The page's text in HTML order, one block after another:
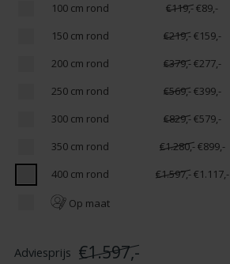
100 cm rond
€119,-€89,-
150 cm rond
€219,-€159,-
200 cm rond
€379,-€277,-
250 cm rond
€569,-€399,-
300 cm rond
€829,-€579,-
350 cm rond
€1.280,-€899,-
400 cm rond
€1.597,-€1.117,-
Op maat
€1.597,-